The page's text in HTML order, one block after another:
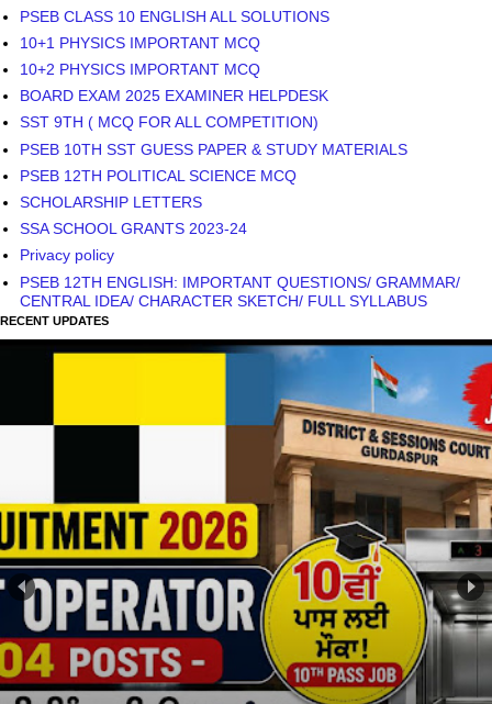
PSEB CLASS 10 ENGLISH ALL SOLUTIONS
10+1 PHYSICS IMPORTANT MCQ
10+2 PHYSICS IMPORTANT MCQ
BOARD EXAM 2025 EXAMINER HELPDESK
SST 9TH ( MCQ FOR ALL COMPETITION)
PSEB 10TH SST GUESS PAPER & STUDY MATERIALS
PSEB 12TH POLITICAL SCIENCE MCQ
SCHOLARSHIP LETTERS
SSA SCHOOL GRANTS 2023-24
Privacy policy
PSEB 12TH ENGLISH: IMPORTANT QUESTIONS/ GRAMMAR/
CENTRAL IDEA/ CHARACTER SKETCH/ FULL SYLLABUS
RECENT UPDATES